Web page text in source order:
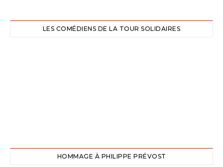
LES COMÉDIENS DE LA TOUR SOLIDAIRES
HOMMAGE À PHILIPPE PRÉVOST